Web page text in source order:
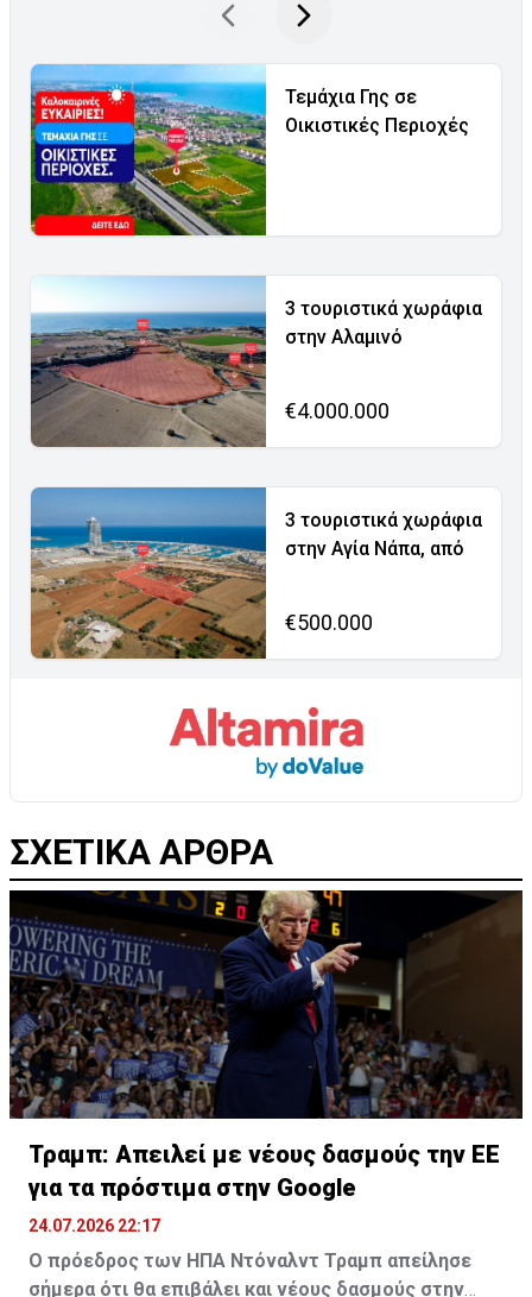
Τεμάχια Γης σε
Οικιστικές Περιοχές
3 τουριστικά χωράφια
στην Αλαμινό
€4.000.000
3 τουριστικά χωράφια
στην Αγία Νάπα, από
€500.000
ΣΧΕΤΙΚΑ ΑΡΘΡΑ
Τραμπ: Απειλεί με νέους δασμούς την ΕΕ
για τα πρόστιμα στην Google
24.07.2026 22:17
Ο πρόεδρος των ΗΠΑ Ντόναλντ Τραμπ απείλησε
σήμερα ότι θα επιβάλει και νέους δασμούς στην